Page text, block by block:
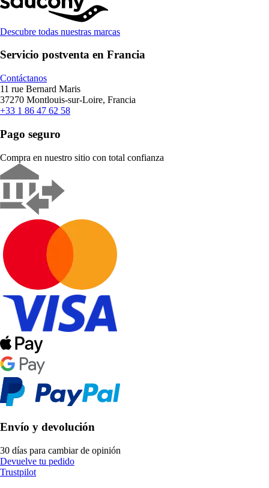
Descubre todas nuestras marcas
Servicio postventa en Francia
Contáctanos
11 rue Bernard Maris
37270 Montlouis-sur-Loire, Francia
+33 1 86 47 62 58
Pago seguro
Compra en nuestro sitio con total confianza
Envío y devolución
30 días para cambiar de opinión
Devuelve tu pedido
Trustpilot